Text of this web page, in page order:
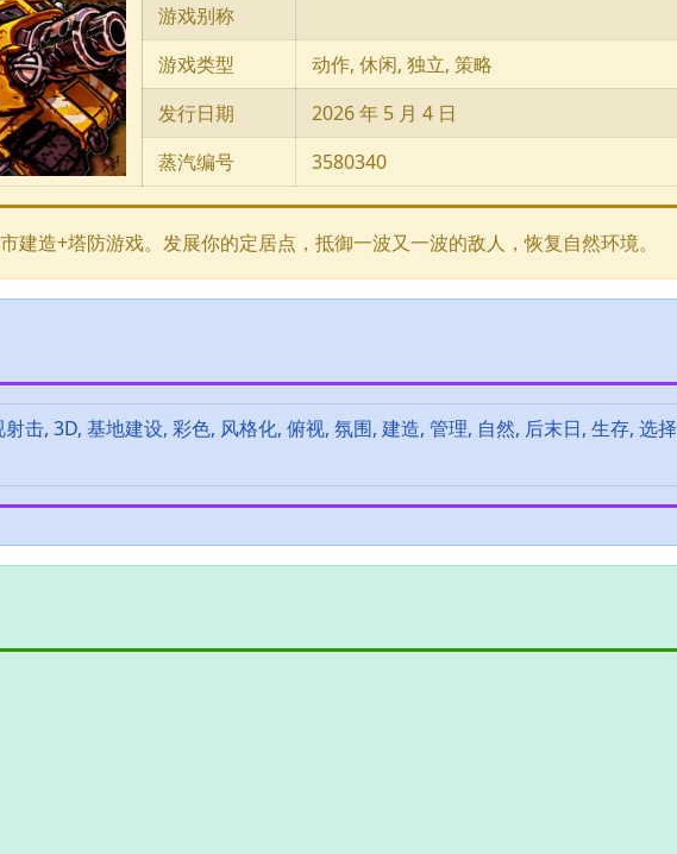
游戏别称
游戏类型
动作, 休闲, 独立, 策略
发行日期
2026 年 5 月 4 日
蒸汽编号
3580340
建造+塔防游戏。发展你的定居点，抵御一波又一波的敌人，恢复自然环境。
击, 3D, 基地建设, 彩色, 风格化, 俯视, 氛围, 建造, 管理, 自然, 后末日, 生存, 选择